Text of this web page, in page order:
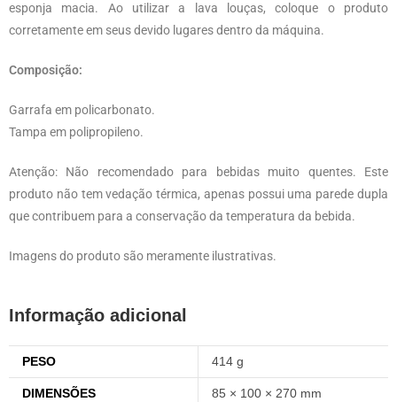
esponja macia. Ao utilizar a lava louças, coloque o produto
corretamente em seus devido lugares dentro da máquina.
Composição:
Garrafa em policarbonato.
Tampa em polipropileno.
Atenção: Não recomendado para bebidas muito quentes. Este
produto não tem vedação térmica, apenas possui uma parede dupla
que contribuem para a conservação da temperatura da bebida.
Imagens do produto são meramente ilustrativas.
Informação adicional
PESO 414 g
DIMENSÕES 85 × 100 × 270 mm